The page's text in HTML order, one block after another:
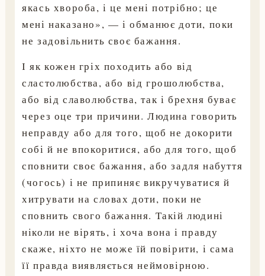
якась хвороба, і це мені потрібно; це
мені наказано», — і обманює доти, поки
не задовільнить своє бажання.
І як кожен гріх походить або від
сластолюбства, або від грошолюбства,
або від славолюбства, так і брехня буває
через оце три причини. Людина говорить
неправду або для того, щоб не докорити
собі й не впокоритися, або для того, щоб
сповнити своє бажання, або задля набуття
(чогось) і не припиняє викручуватися й
хитрувати на словах доти, поки не
сповнить свого бажання. Такій людині
ніколи не вірять, і хоча вона і правду
скаже, ніхто не може їй повірити, і сама
її правда виявляється неймовірною.